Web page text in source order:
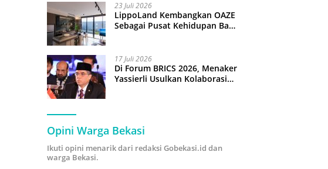
23 Juli 2026
LippoLand Kembangkan OAZE
Sebagai Pusat Kehidupan Baru
17 Juli 2026
Di Forum BRICS 2026, Menaker
Yassierli Usulkan Kolaborasi
Opini Warga Bekasi
Ikuti opini menarik dari redaksi Gobekasi.id dan
warga Bekasi.